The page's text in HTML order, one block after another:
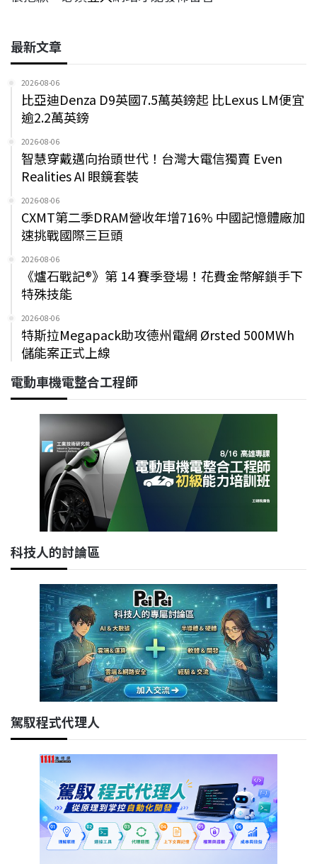
最新文章
2026-08-06
比亞迪Denza D9英國7.5萬英鎊起 比Lexus LM便宜
逾2.2萬英鎊
2026-08-06
智慧穿戴邁向抬頭世代！台灣大電信獨賣 Even
Realities AI 眼鏡套裝
2026-08-06
CXMT第二季DRAM營收年增716% 中國記憶體廠加
速挑戰國際三巨頭
2026-08-06
《爐石戰記®》第 14 賽季登場！花費金幣解鎖手下
特殊技能
2026-08-06
特斯拉Megapack助攻德州電網 Ørsted 500MWh
儲能案正式上線
電動車機電整合工程師
科技人的討論區
駕馭程式代理人